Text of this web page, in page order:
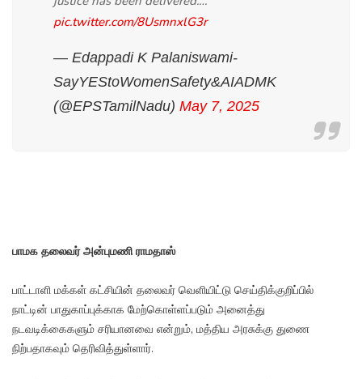
pic.twitter.com/8UsmnxlG3r
— Edappadi K Palaniswami-
SayYEStoWomenSafety&AIADMK
(@EPSTamilNadu) May 7, 2025
பாமக தலைவர் அன்புமணி ராமதாஸ்
பாட்டாளி மக்கள் கட்சியின் தலைவர் வெளியிட்டு செய்திக்குறிப்பில்
நாட்டின் பாதுகாப்புக்காக மேற்கொள்ளப்படும் அனைத்து
நடவடிக்கைகளும் சரியானவை என்றும், மத்திய அரசுக்கு துணை
நிற்பதாகவும் தெரிவித்துள்ளார்.